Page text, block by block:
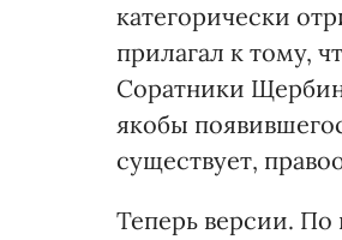
категорически
прилагал к тому,
Соратники
якобы
существует,
Теперь версии. По